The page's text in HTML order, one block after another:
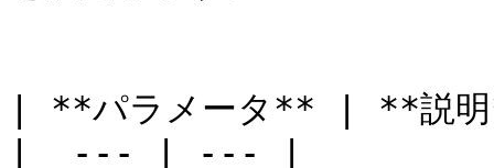
| **パラメータ** | **説
|  --- | --- |